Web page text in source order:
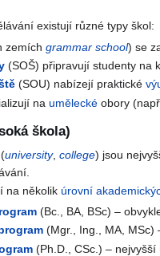
existují různé typy škol:
zemích grammar school) se
(SOŠ) připravují studenty na
(SOU) nabízejí praktické
na uměleckéobory (např.
škola)
(university,college) jsou
na několik úrovní
(Bc., BA, BSc) –
(Mgr., Ing., MA, MSc)
(Ph.D., CSc.) – nejvyšší